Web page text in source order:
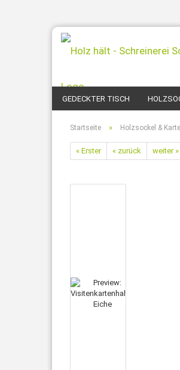
GEDECKTER TISCH
Startseite » Holzsockel &
« Erster « zurück weiter »